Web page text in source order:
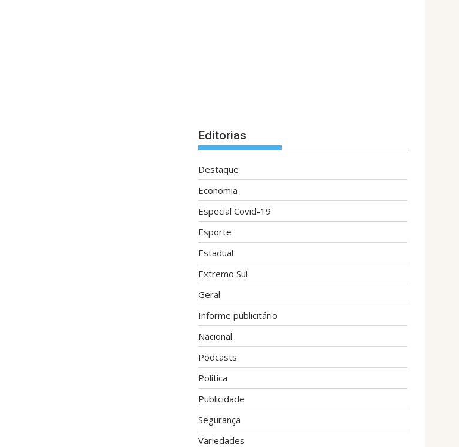
Editorias
Destaque
Economia
Especial Covid-19
Esporte
Estadual
Extremo Sul
Geral
Informe publicitário
Nacional
Podcasts
Política
Publicidade
Segurança
Variedades